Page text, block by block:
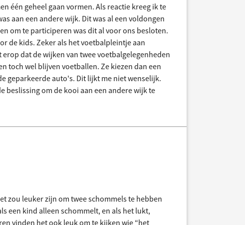
één geheel gaan vormen. Als reactie kreeg ik te
aan een andere wijk. Dit was al een voldongen
om te participeren was dit al voor ons besloten.
de kids. Zeker als het voetbalpleintje aan
dat de wijken van twee voetbalgelegenheden
toch wel blijven voetballen. Ze kiezen dan een
geparkeerde auto's. Dit lijkt me niet wenselijk.
beslissing om de kooi aan een andere wijk te
zou leuker zijn om twee schommels te hebben
een kind alleen schommelt, en als het lukt,
vinden het ook leuk om te kijken wie “het